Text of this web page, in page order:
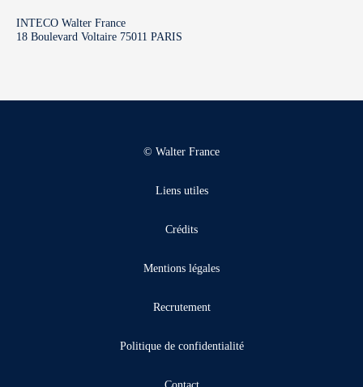
INTECO Walter France
18 Boulevard Voltaire 75011 PARIS
© Walter France
Liens utiles
Crédits
Mentions légales
Recrutement
Politique de confidentialité